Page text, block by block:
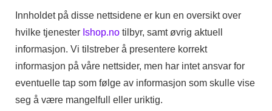
Innholdet på disse nettsidene er kun en oversikt over
hvilke tjenester Ishop.no tilbyr, samt øvrig aktuell
informasjon. Vi tilstreber å presentere korrekt
informasjon på våre nettsider, men har intet ansvar for
eventuelle tap som følge av informasjon som skulle vise
seg å være mangelfull eller uriktig.